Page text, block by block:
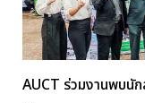
AUCT ร่วมงานพบนั